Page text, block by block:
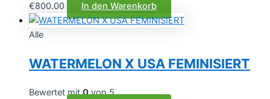
€800.00 In den Warenkorb
Alle
WATERMELON X USA FEMINISIERT
Bewertet mit0von 5